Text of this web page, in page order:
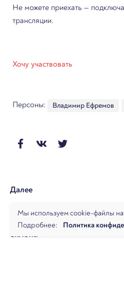
Не можете приехать —
трансляции.
Хочу участвовать
Персоны: Владимир Ефремов
Далее
Онлайн-конференция в
Банкрот. Сезон 2022. Байки
склепа»
Мы используем cookie-файлы
Подробнее: Политика